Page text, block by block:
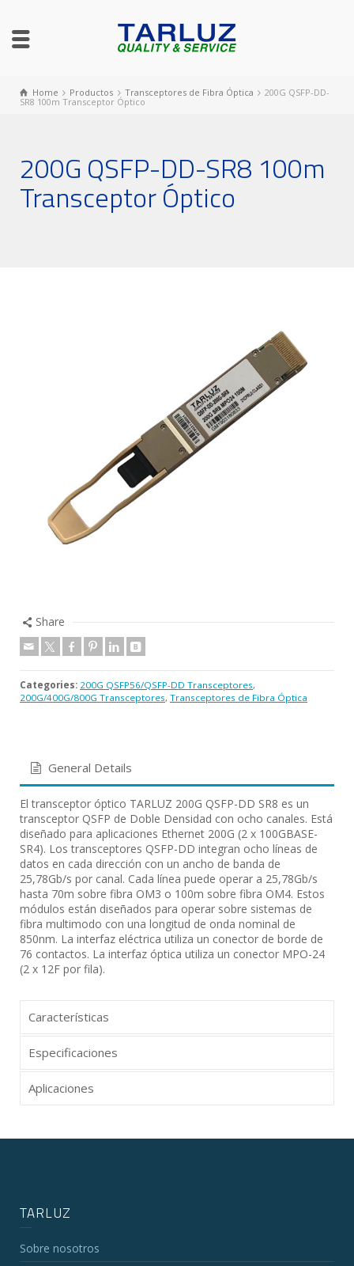
Home Productos Transceptores de Fibra Óptica
200G QSFP-DD-
SR8 100m Transceptor Óptico
200G QSFP-DD-SR8 100m
Transceptor Óptico
Share
Categories: 200G QSFP56/QSFP-DD Transceptores,
200G/400G/800G Transceptores, Transceptores de Fibra Óptica
General Details
El transceptor óptico TARLUZ 200G QSFP-DD SR8 es un
transceptor QSFP de Doble Densidad con ocho canales. Está
diseñado para aplicaciones Ethernet 200G (2 x 100GBASE-
SR4). Los transceptores QSFP-DD integran ocho líneas de
datos en cada dirección con un ancho de banda de
25,78Gb/s por canal. Cada línea puede operar a 25,78Gb/s
hasta 70m sobre fibra OM3 o 100m sobre fibra OM4. Estos
módulos están diseñados para operar sobre sistemas de
fibra multimodo con una longitud de onda nominal de
850nm. La interfaz eléctrica utiliza un conector de borde de
76 contactos. La interfaz óptica utiliza un conector MPO-24
(2 x 12F por fila).
Características
Especificaciones
Aplicaciones
TARLUZ
Sobre nosotros